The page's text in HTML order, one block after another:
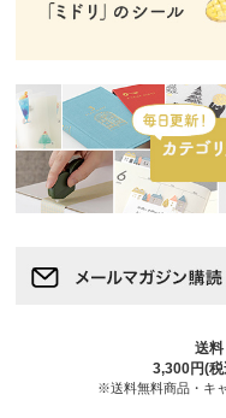
送
3,300円(
※送料無料商品・キ